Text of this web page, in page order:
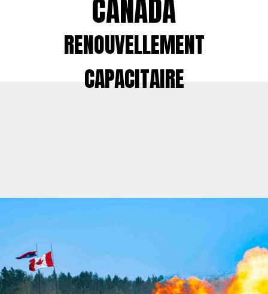
CANADA
RENOUVELLEMENT
CAPACITAIRE